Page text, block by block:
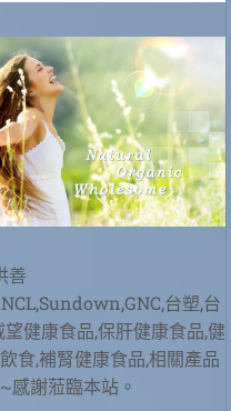
善
台塑,台
健康食品,保肝健康食品,健
食,補腎健康食品,相關產品
感謝蒞臨本站。